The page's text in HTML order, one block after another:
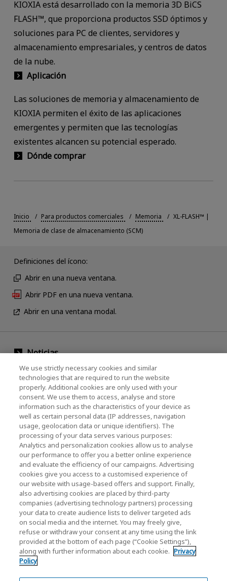
KIOXIA está desarrollado con la memoria 3D BiCS
FLASH™, que proporciona productos SSD óptimos y
soluciones para PC de clientes, servidores y
almacenamiento empresariales, y centros de datos
de la nube.
Aplicación
Las soluciones de memoria y almacenamiento de
KIOXIA permiten el éxito de las aplicaciones
emergentes y permiten que las tecnologías
existentes alcancen su potencial esperado.
Dónde comprar
Inicio Para productos comerciales Memoria
XL-FLASH™ |
Memoria de clase de almacenamiento (SCM)
Definiciones del ícono:
Abrir en una nueva ventana.
Abrir PDF en una nueva ventana.
Abrir en una ventana modal.
Noticias
Evento
Comuníquese con nosotros
KIOXIA Holdings Corporation (Corporativo /
Relaciones con Inversores)
Página de inicio de KIOXIA Holdings
Corporation
Relaciones con Inversores
We use strictly necessary cookies and similar
technologies that are required to run the website
properly. Additional cookies are only used with your
consent. We use them to access, analyse and store
information such as the characteristics of your device as
well as certain personal data (IP addresses, navigation
usage, geolocation data or unique identifiers). The
processing of your data serves various purposes:
Analytics and personalization cookies allow us to analyse
our performance to offer you a better online experience
and evaluate the efficiency of our campaigns. Advertising
cookies give you access to a customised experience of
our website with usage-based offers and support. Finally,
also advertising cookies are placed by third-party
companies (advertising technology partners) processing
your data to create audience lists to deliver targeted ads
on social media and the internet. You may freely give,
refuse or withdraw your consent at any time using the link
provided at the bottom of each page (“Cookie Settings”),
along with further information about each cookie. Privacy
Policy